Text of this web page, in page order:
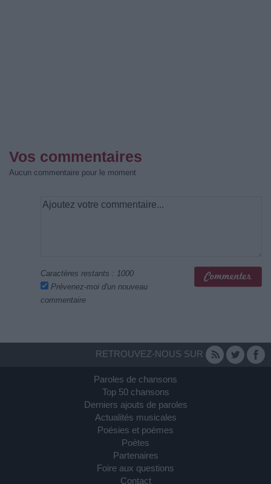
Vos commentaires
Aucun commentaire pour le moment
Caractères restants : 1000
Prévenez-moi d'un nouveau
commentaire
RETROUVEZ-NOUS SUR
Paroles de chansons
Top 50 chansons
Derniers ajouts de paroles
Actualités musicales
Poésies et poèmes
Poètes
Partenaires
Foire aux questions
Contact